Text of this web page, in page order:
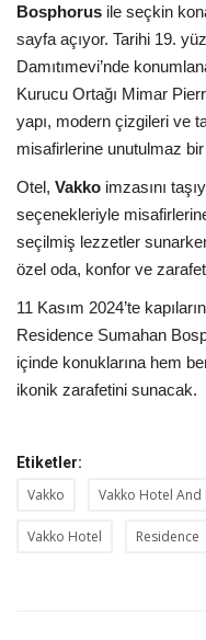
Video Tanıtım
Galeri
Bosphorus ile seçkin
sayfa açıyor. Tarihi 19.
Damıtımevi’nde
Kurucu Ortağı Mimar
yapı, modern çizgileri ve
misafirlerine unutulmaz
Otel, Vakko imzasını
seçenekleriyle
seçilmiş lezzetler
özel oda, konfor ve
11 Kasım 2024’te
Residence Sumahan
içinde konuklarına hem
ikonik zarafetini sunacak.
Etiketler:
Vakko Vakko Hotel And
Vakko Hotel Residence